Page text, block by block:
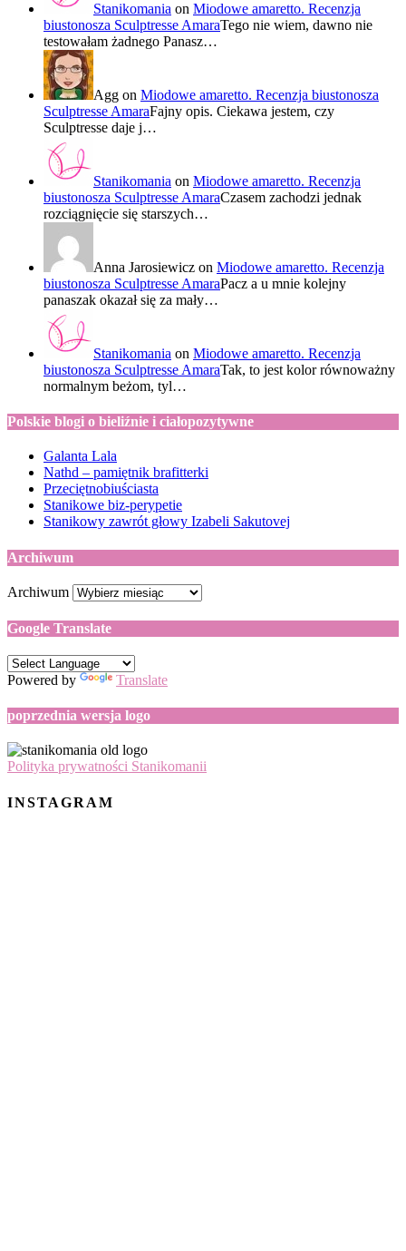
Stanikomania on Miodowe amaretto. Recenzja
biustonosza Sculptresse AmaraTego nie wiem, dawno nie
testowałam żadnego Panasz…
Agg on Miodowe amaretto. Recenzja biustonosza
Sculptresse AmaraFajny opis. Ciekawa jestem, czy
Sculptresse daje j…
Stanikomania on Miodowe amaretto. Recenzja
biustonosza Sculptresse AmaraCzasem zachodzi jednak
rozciągnięcie się starszych…
Anna Jarosiewicz on Miodowe amaretto. Recenzja
biustonosza Sculptresse AmaraPacz a u mnie kolejny
panaszak okazał się za mały…
Stanikomania on Miodowe amaretto. Recenzja
biustonosza Sculptresse AmaraTak, to jest kolor równoważny
normalnym beżom, tyl…
Polskie blogi o bieliźnie i ciałopozytywne
Galanta Lala
Nathd – pamiętnik brafitterki
Przeciętnobiuściasta
Stanikowe biz-perypetie
Stanikowy zawrót głowy Izabeli Sakutovej
Archiwum
Archiwum
Google Translate
Powered by Translate
poprzednia wersja logo
Polityka prywatności Stanikomanii
INSTAGRAM